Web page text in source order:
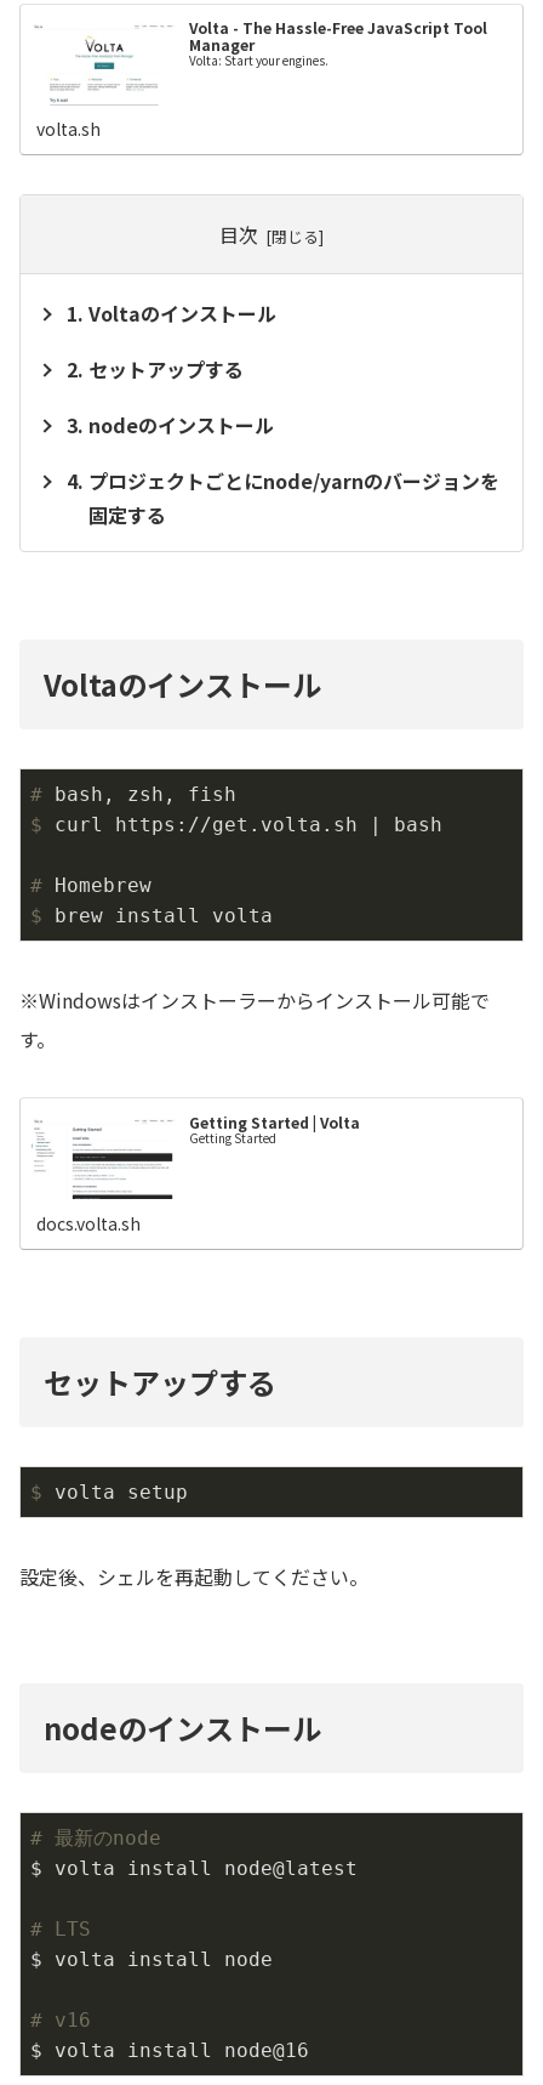
Volta - The Hassle-Free JavaScript Tool
Manager
Volta: Start your engines.
volta.sh
目次
Voltaのインストール
セットアップする
nodeのインストール
プロジェクトごとにnode/yarnのバージョンを
固定する
Voltaのインストール
# bash, zsh, fish
$ curl https://get.volta.sh | bash
# Homebrew
$ brew install volta
※Windowsはインストーラーからインストール可能で
す。
Getting Started | Volta
Getting Started
docs.volta.sh
セットアップする
$ volta setup
設定後、シェルを再起動してください。
nodeのインストール
# 最新のnode
$ volta install node@latest
# LTS
$ volta install node
# v16
$ volta install node@16